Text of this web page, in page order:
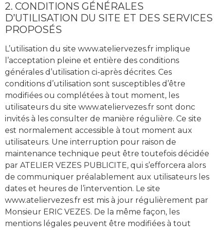
2. CONDITIONS GÉNÉRALES
D’UTILISATION DU SITE ET DES SERVICES
PROPOSÉS
L’utilisation du site www.ateliervezes.fr implique
l’acceptation pleine et entière des conditions
générales d’utilisation ci-après décrites. Ces
conditions d’utilisation sont susceptibles d’être
modifiées ou complétées à tout moment, les
utilisateurs du site www.ateliervezes.fr sont donc
invités à les consulter de manière régulière. Ce site
est normalement accessible à tout moment aux
utilisateurs. Une interruption pour raison de
maintenance technique peut être toutefois décidée
par ATELIER VEZES PUBLICITE, qui s’efforcera alors
de communiquer préalablement aux utilisateurs les
dates et heures de l’intervention. Le site
www.ateliervezes.fr est mis à jour régulièrement par
Monsieur ERIC VEZES. De la même façon, les
mentions légales peuvent être modifiées à tout